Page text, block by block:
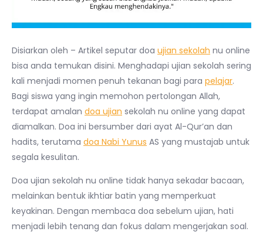
Disiarkan oleh – Artikel seputar doa ujian sekolah nu online
bisa anda temukan disini. Menghadapi ujian sekolah sering
kali menjadi momen penuh tekanan bagi para pelajar.
Bagi siswa yang ingin memohon pertolongan Allah,
terdapat amalan doa ujian sekolah nu online yang dapat
diamalkan. Doa ini bersumber dari ayat Al-Qur’an dan
hadits, terutama doa Nabi Yunus AS yang mustajab untuk
segala kesulitan.
Doa ujian sekolah nu online tidak hanya sekadar bacaan,
melainkan bentuk ikhtiar batin yang memperkuat
keyakinan. Dengan membaca doa sebelum ujian, hati
menjadi lebih tenang dan fokus dalam mengerjakan soal.